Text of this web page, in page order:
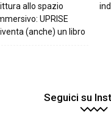
allo spazio
UPRISE
(anche) un libro
Seguici su